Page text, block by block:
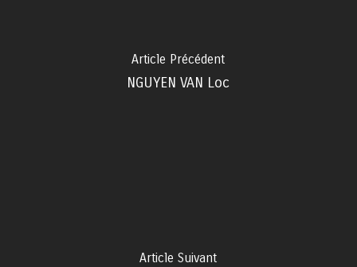
Article Précédent
NGUYEN VAN Loc
Article Suivant